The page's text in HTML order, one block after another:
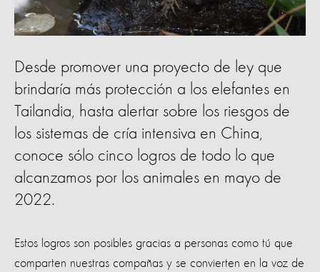
Desde promover una proyecto de ley que
brindaría más protección a los elefantes en
Tailandia, hasta alertar sobre los riesgos de
los sistemas de cría intensiva en China,
conoce sólo cinco logros de todo lo que
alcanzamos por los animales en mayo de
2022.
Estos logros son posibles gracias a personas como tú que
comparten nuestras compañas y se convierten en la voz de